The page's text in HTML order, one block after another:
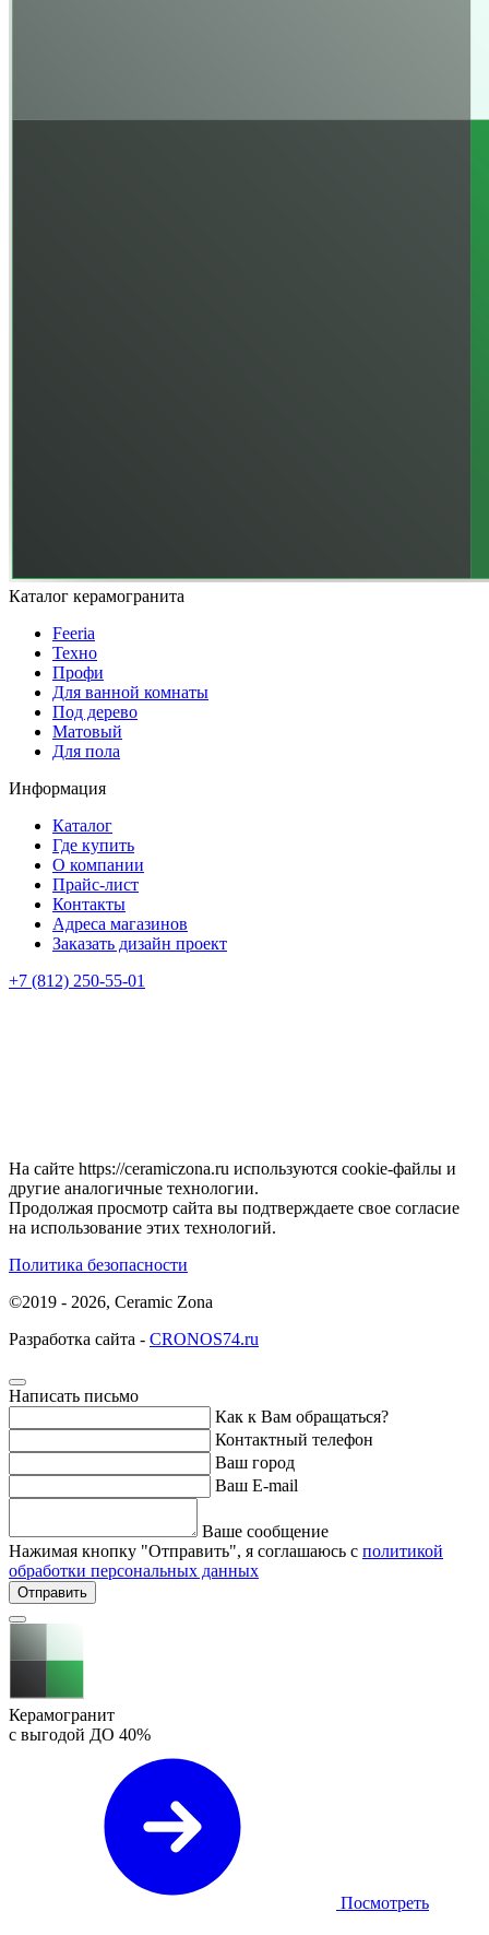
Каталог керамогранита
Feeria
Техно
Профи
Для ванной комнаты
Под дерево
Матовый
Для пола
Информация
Каталог
Где купить
О компании
Прайс-лист
Контакты
Адреса магазинов
Заказать дизайн проект
+7 (812) 250-55-01
На сайте https://ceramiczona.ru используются coоkie-файлы и
другие аналогичные технологии.
Продолжая просмотр сайта вы подтверждаете свое согласие
на использование этих технологий.
Политика безопасности
©2019 - 2026, Ceramic Zona
Разработка сайта - CRONOS74.ru
Написать письмо
Как к Вам обращаться?
Контактный телефон
Ваш город
Ваш E-mail
Ваше сообщение
Нажимая кнопку "Отправить", я соглашаюсь с политикой
обработки персональных данных
Отправить
Керамогранит
с выгодой ДО 40%
Посмотреть